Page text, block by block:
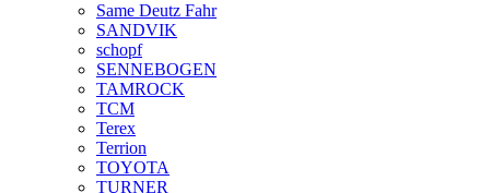
Same Deutz Fahr
SANDVIK
schopf
SENNEBOGEN
TAMROCK
TCM
Terex
Terrion
TOYOTA
TURNER